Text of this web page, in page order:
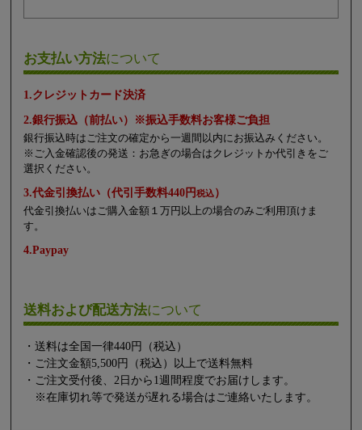
お支払い方法について
1.クレジットカード決済
2.銀行振込（前払い）※振込手数料お客様ご負担
銀行振込時はご注文の確定から一週間以内にお振込みください。
※ご入金確認後の発送：お急ぎの場合はクレジットか代引きをご
選択ください。
3.代金引換払い（代引手数料440円税込）
代金引換払いはご購入金額１万円以上の場合のみご利用頂けま
す。
4.Paypay
送料および配送方法について
・送料は全国一律440円（税込）
・ご注文金額5,500円（税込）以上で送料無料
・ご注文受付後、2日から1週間程度でお届けします。
※在庫切れ等で発送が遅れる場合はご連絡いたします。